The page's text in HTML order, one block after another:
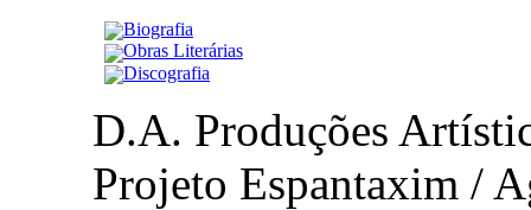
Biografia
Obras Literárias
Discografia
D.A. Produções
Projeto Espantaxim /